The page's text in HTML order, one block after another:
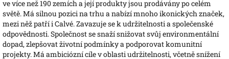
ve více než 190 zemích a její produkty jsou prodávány po celém
světě. Má silnou pozici na trhu a nabízí mnoho ikonických značek,
mezi něž patří i Calvé. Zavazuje se k udržitelnosti a společenské
odpovědnosti. Společnost se snaží snižovat svůj environmentální
dopad, zlepšovat životní podmínky a podporovat komunitní
projekty. Má ambiciózní cíle v oblasti udržitelnosti, včetně snížení